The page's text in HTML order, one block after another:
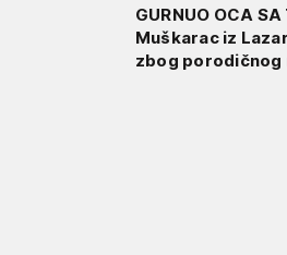
GURNUO OCA SA
Muškarac iz
zbog porodičnog